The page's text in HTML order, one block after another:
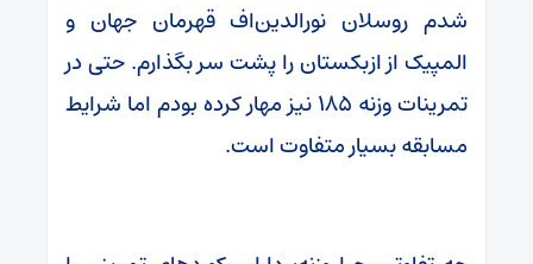
شدم روسلان نورالدین‌اف قهرمان جهان و
المپیک از ازبکستان را پشت سر بگذارم. حتی در
تمرینات وزنه ۱۸۵ نیز مهار کرده بودم اما شرایط
مسابقه بسیار متفاوت است.